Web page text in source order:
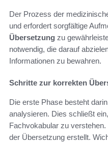
Der Prozess der
und erfordert sorgfältige
Übersetzung zu
notwendig, die darauf
Informationen zu bewahren.
Schritte zur korrekten
Die erste Phase besteht
analysieren. Dies schließt
Fachvokabular zu
der Übersetzung erstellt.